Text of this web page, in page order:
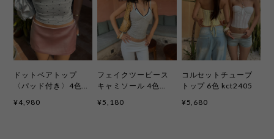
ドットベアトップ
〈パッド付き〉4色
¥4,980
フェイクツーピース
キャミソール 4色
¥5,180
コルセットチューブ
トップ 6色 kct2405
¥5,680